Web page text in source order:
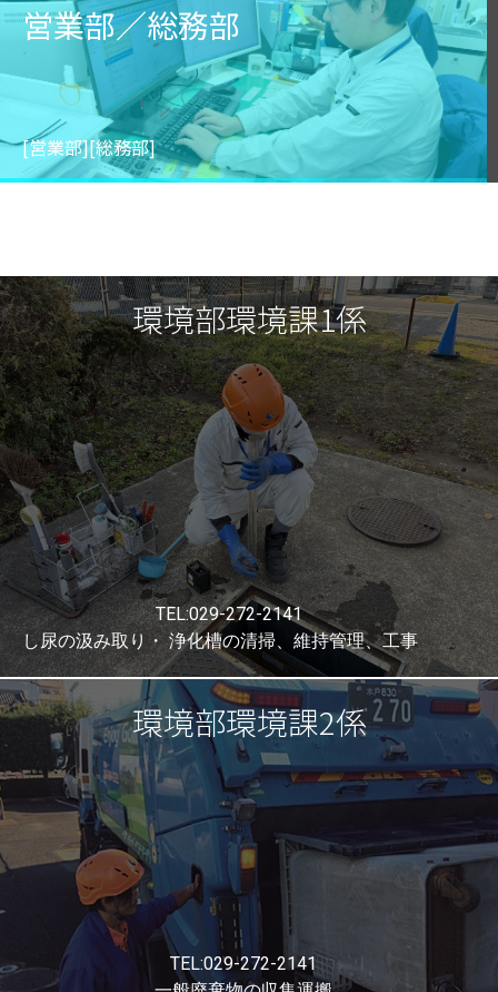
Transportation Department
営業部／総務部
[営業部][総務部]
環境部環境課1係
TEL:029-272-2141
し尿の汲み取り・ 浄化槽の清掃、維持管理、工事
環境部環境課1係
環境部環境課2係
TEL:029-272-2141